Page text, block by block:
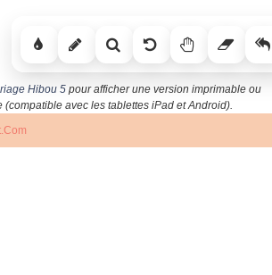
Hibou 5 pour afficher une version imprimable ou
avec les tablettes iPad et Android).